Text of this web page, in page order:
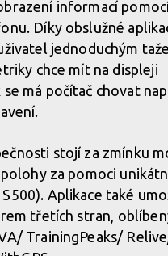
informací
Díky obslužné
jednoduchým
chce mít na displeji
se má počítač chovat
stojí za zmínku
za pomoci
Aplikace také
třetích stran,
TrainingPeaks/